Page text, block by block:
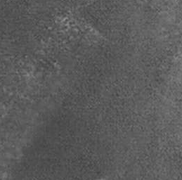
hiçbir şeye aldırmadan edebiyatımızda o
öykülerindeki homoerotizme vurgu
söz etmediğini bilemiyoruz. Zira
Semaver’
olsalar da, 1.tekil şahıs olarak anlatılan
anlatıcı –yazar- olarak değerlendirmenin
daha az kadın, daha çok erkek
özellikleriyle anlatmazken, erkeklerin